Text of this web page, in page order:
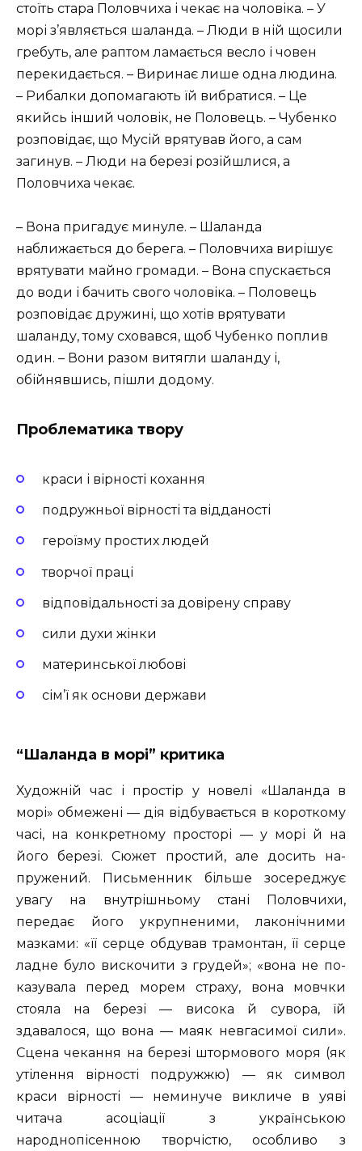
стоїть стара Половчиха і чекає на чоловіка. – У
морі з’являється шаланда. – Люди в ній щосили
гребуть, але раптом ламається весло і човен
перекидається. – Виринає лише одна людина.
– Рибалки допомагають їй вибратися. – Це
якийсь інший чоловік, не Половець. – Чубенко
розповідає, що Мусій врятував його, а сам
загинув. – Люди на березі розійшлися, а
Половчиха чекає.
– Вона пригадує минуле. – Шаланда
наближається до берега. – Половчиха вирішує
врятувати майно громади. – Вона спускається
до води і бачить свого чоловіка. – Половець
розповідає дружині, що хотів врятувати
шаланду, тому сховався, щоб Чубенко поплив
один. – Вони разом витягли шаланду і,
обійнявшись, пішли додому.
Проблематика твору
краси і вірності кохання
подружньої вірності та відданості
героїзму простих людей
творчої праці
відповідальності за довірену справу
сили духи жінки
материнської любові
сім’ї як основи держави
“Шаланда в морі” критика
Художній час і простір у новелі «Ша­ланда в
морі» обмежені — дія відбувається в короткому
часі, на конкрет­ному просторі — у морі й на
його березі. Сюжет простий, але досить на­
пружений. Письменник більше зосереджує
увагу на внутрішньому стані Половчихи,
передає його укрупненими, лаконічними
мазками: «її серце обдував трамонтан, її серце
ладне було вискочити з грудей»; «вона не по­
казувала перед морем страху, вона мовчки
стояла на березі — висока й сувора, їй
здавалося, що вона — маяк невгасимої сили».
Сцена чекання на березі штормового моря (як
утілення вірності подружжю) — як символ
краси вірності — неминуче викличе в уяві
читача асоціації з українською
народнопісенною творчістю, особливо з